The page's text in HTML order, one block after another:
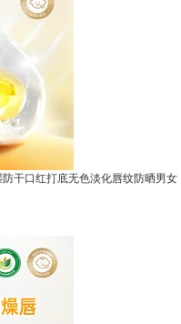
干口红打底无色淡化唇纹防晒男女